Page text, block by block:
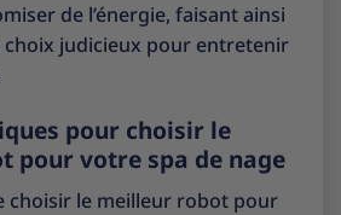
de l’énergie, faisant ainsi
choix judicieux pour entretenir
pour choisir le
pour votre spa de nage
choisir le meilleur robot pour